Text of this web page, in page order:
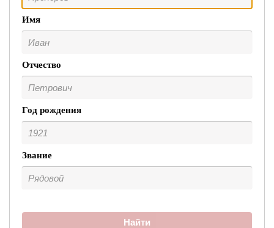
Имя
Отчество
Год рождения
Звание
Найти